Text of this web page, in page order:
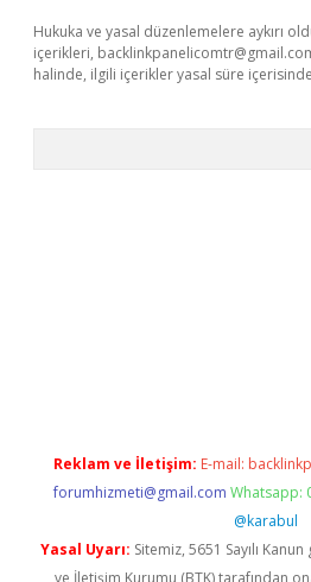
Hukuka ve yasal düzenlemelere aykırı
içerikleri,
halinde, ilgili içerikler yasal süre
Reklam ve İletişim: E-mail:
forumhizmeti@gmail.com Whatsapp:
@karabul
Yasal Uyarı: Sitemiz, 5651 Sayılı
ve İletişim Kurumu (BTK) tarafından